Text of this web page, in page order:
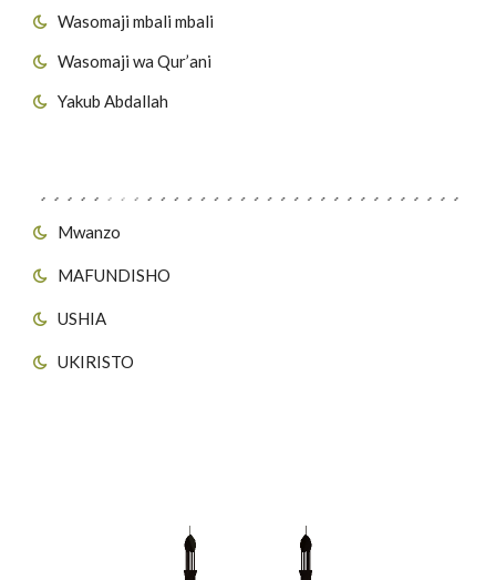
Wasomaji mbali mbali
Wasomaji wa Qur’ani
Yakub Abdallah
Mwanzo
MAFUNDISHO
USHIA
UKIRISTO